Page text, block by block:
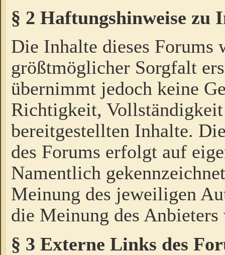
§ 2 Haftungshinweise zu
Die Inhalte dieses Forums
größtmöglicher Sorgfalt
übernimmt jedoch keine
Richtigkeit,
bereitgestellten Inhalte.
des Forums erfolgt auf
Namentlich
Meinung des jeweiligen
die Meinung des Anbieters
§ 3 Externe Links des